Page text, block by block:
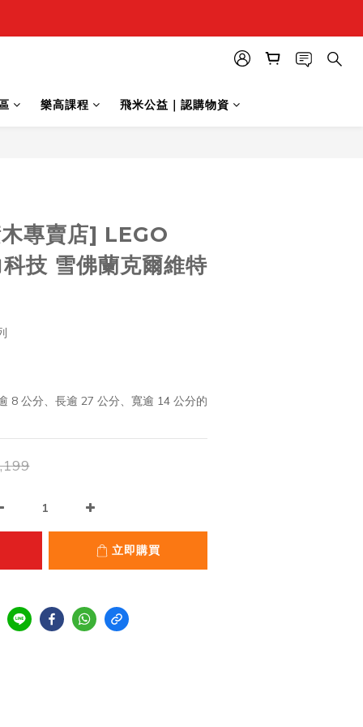
樂高課程 飛米公益｜認購物資
專賣店] LEGO
技 雪佛蘭克爾維特
8 公分、長逾 27 公分、寬逾 14 公分的
立即購買